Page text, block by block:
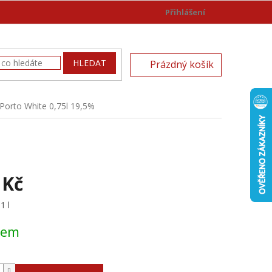
Přihlášení
HLEDAT
NÁKUPNÍ
KOŠÍK
Prázdný košík
White 0,75l 19,5%
l